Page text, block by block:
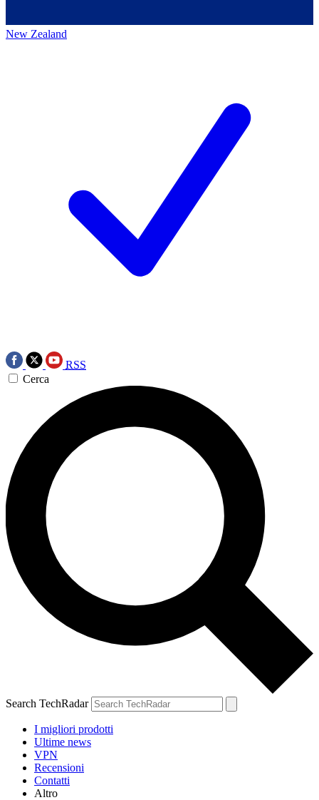
New Zealand
RSS
Cerca
Search TechRadar
I migliori prodotti
Ultime news
VPN
Recensioni
Contatti
Altro